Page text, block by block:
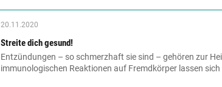
20.11.2020
Streite dich gesund!
Entzündungen – so schmerzhaft sie sind – gehören zur
immunologischen Reaktionen auf Fremdkörper lassen